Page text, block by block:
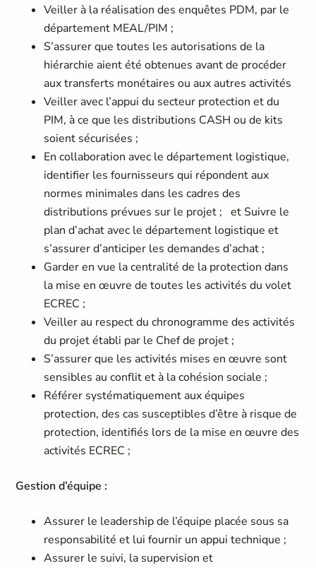
Veiller à la réalisation des enquêtes PDM, par le
département MEAL/PIM ;
S’assurer que toutes les autorisations de la
hiérarchie aient été obtenues avant de procéder
aux transferts monétaires ou aux autres activités
Veiller avec l’appui du secteur protection et du
PIM, à ce que les distributions CASH ou de kits
soient sécurisées ;
En collaboration avec le département logistique,
identifier les fournisseurs qui répondent aux
normes minimales dans les cadres des
distributions prévues sur le projet ; et Suivre le
plan d’achat avec le département logistique et
s’assurer d’anticiper les demandes d’achat ;
Garder en vue la centralité de la protection dans
la mise en œuvre de toutes les activités du volet
ECREC ;
Veiller au respect du chronogramme des activités
du projet établi par le Chef de projet ;
S’assurer que les activités mises en œuvre sont
sensibles au conflit et à la cohésion sociale ;
Référer systématiquement aux équipes
protection, des cas susceptibles d’être à risque de
protection, identifiés lors de la mise en œuvre des
activités ECREC ;
Gestion d’équipe :
Assurer le leadership de l’équipe placée sous sa
responsabilité et lui fournir un appui technique ;
Assurer le suivi, la supervision et